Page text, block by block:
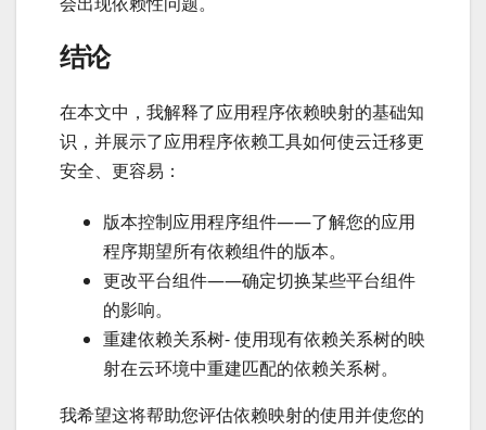
结论
在本文中，我解释了应用程序依赖映射的基础知
识，并展示了应用程序依赖工具如何使云迁移更
安全、更容易：
版本控制应用程序组件——了解您的应用
程序期望所有依赖组件的版本。
更改平台组件——确定切换某些平台组件
的影响。
重建依赖关系树- 使用现有依赖关系树的映
射在云环境中重建匹配的依赖关系树。
我希望这将帮助您评估依赖映射的使用并使您的